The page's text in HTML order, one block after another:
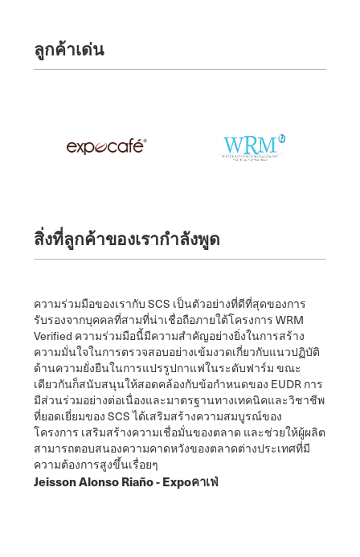
ลูกค้าเด่น
สิ่งที่ลูกค้าของเรากำลังพูด
ความร่วมมือของเรากับ SCS เป็นตัวอย่างที่ดีที่สุดของการ
รับรองจากบุคคลที่สามที่น่าเชื่อถือภายใต้โครงการ WRM
Verified ความร่วมมือนี้มีความสำคัญอย่างยิ่งในการสร้าง
ความมั่นใจในการตรวจสอบอย่างเข้มงวดเกี่ยวกับแนวปฏิบัติ
ด้านความยั่งยืนในการแปรรูปกาแฟในระดับฟาร์ม ขณะ
เดียวกันก็สนับสนุนให้สอดคล้องกับข้อกำหนดของ EUDR การ
มีส่วนร่วมอย่างต่อเนื่องและมาตรฐานทางเทคนิคและวิชาชีพ
ที่ยอดเยี่ยมของ SCS ได้เสริมสร้างความสมบูรณ์ของ
โครงการ เสริมสร้างความเชื่อมั่นของตลาด และช่วยให้ผู้ผลิต
สามารถตอบสนองความคาดหวังของตลาดต่างประเทศที่มี
ความต้องการสูงขึ้นเรื่อยๆ
Jeisson Alonso Riaño - Expoคาเฟ่